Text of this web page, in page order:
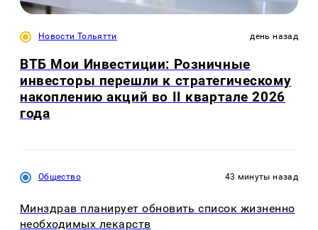
Новости Тольятти день назад
ВТБ Мои Инвестиции: Розничные
инвесторы перешли к стратегическому
накоплению акций во II квартале 2026
года
Общество 43 минуты назад
Минздрав планирует обновить список жизненно
необходимых лекарств